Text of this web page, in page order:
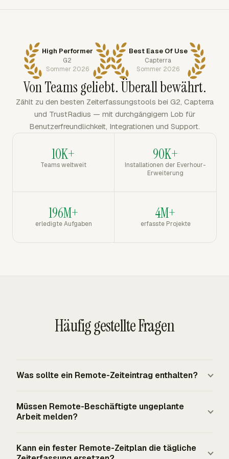
High Performer
G2
Sommer 2026
Best Ease Of Use
Capterra
Sommer 2026
Von Teams geliebt. Überall bewährt.
Zählt zu den besten Zeiterfassungstools bei G2, Capterra
und TrustRadius — mit durchgängigem Lob für
Benutzerfreundlichkeit, Integrationen und Support.
10K+
Teams weltweit
90K+
Installationen der Everhour-
Erweiterung
196M+
erledigte Aufgaben
4M+
erfasste Projekte
Häufig gestellte Fragen
Was sollte ein Remote-Zeiteintrag enthalten?
Datum, die gearbeiteten Stunden und genug Details
Arbeitgeberaufzeichnungen die täglich gearbeiteten
Müssen Remote-Beschäftigte ungeplante
Arbeit melden?
Telearbeitsbeschäftigte für alle gearbeiteten Stunden
Kann ein fester Remote-Zeitplan die tägliche